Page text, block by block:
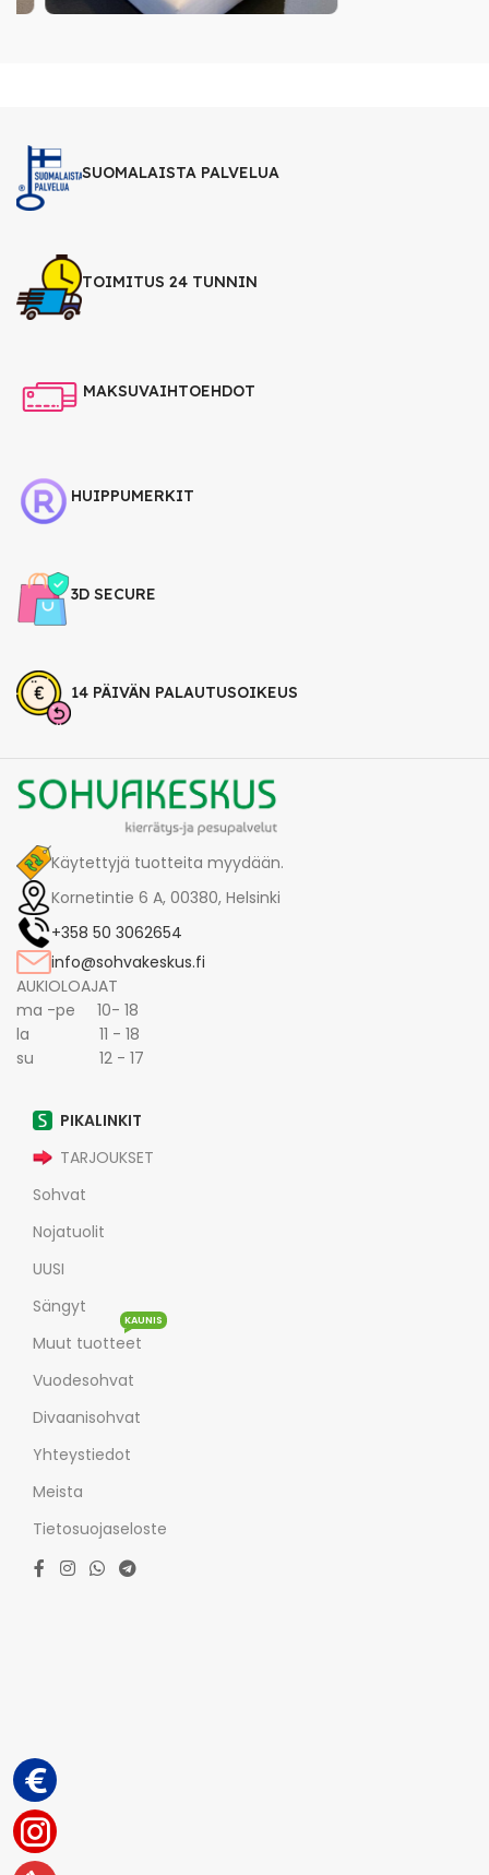
SUOMALAISTA PALVELUA
TOIMITUS 24 TUNNIN
MAKSUVAIHTOEHDOT
HUIPPUMERKIT
3D SECURE
14 PÄIVÄN PALAUTUSOIKEUS
Käytettyjä tuotteita myydään.
Kornetintie 6 A, 00380, Helsinki
+358 50 3062654
info@sohvakeskus.fi
AUKIOLOAJAT
ma -pe 10- 18
la 11 - 18
su 12 - 17
PIKALINKIT
TARJOUKSET
Sohvat
Nojatuolit
UUSI
Sängyt
Muut tuotteet
KAUNIS
Vuodesohvat
Divaanisohvat
Yhteystiedot
Meista
Tietosuojaseloste